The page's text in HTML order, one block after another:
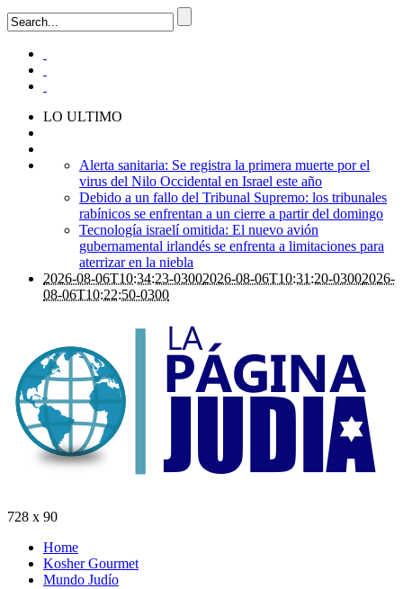
LO ULTIMO
Alerta sanitaria: Se registra la primera muerte por el
virus del Nilo Occidental en Israel este año
Debido a un fallo del Tribunal Supremo: los tribunales
rabínicos se enfrentan a un cierre a partir del domingo
Tecnología israelí omitida: El nuevo avión
gubernamental irlandés se enfrenta a limitaciones para
aterrizar en la niebla
2026-08-06T10:34:23-03002026-08-06T10:31:20-03002026-
08-06T10:22:50-0300
728 x 90
Home
Kosher Gourmet
Mundo Judío